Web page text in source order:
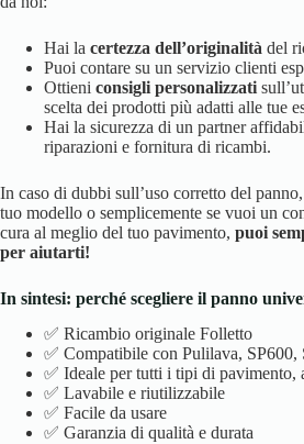
Hai la certezza dell’originalità del
Puoi contare su un servizio clienti
Ottieni consigli personalizzati
scelta dei prodotti più adatti alle tue
Hai la sicurezza di un partner
riparazioni e fornitura di ricambi.
In caso di dubbi sull’uso corretto del
tuo modello o semplicemente se vuoi un
cura al meglio del tuo pavimento, puoi
per aiutarti!
In sintesi: perché scegliere il panno
✅ Ricambio originale Folletto
✅ Compatibile con Pulilava, SP600,
✅ Ideale per tutti i tipi di pavimento,
✅ Lavabile e riutilizzabile
✅ Facile da usare
✅ Garanzia di qualità e durata